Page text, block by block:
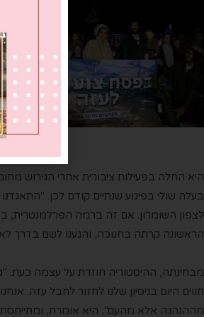
היא החלה בפעילות ציבורית אחרי הגירוש
בעלה שולי בפיגוע שנתיים קודם לכן. "התאגדנו
לצפון השומרון . אם זה ברמה הפרלמנטרית,
הראשונה קרתה בחנוכה, והגענו לשם בדרך לא
מבחינתה, ההיסטוריה חוזרת על עצמה כעת.
חווים היום בניסיון שלנו לחזור לחבל עזה.
מההנהגה אלא מהעם", היא אומרת, ומתייחסת